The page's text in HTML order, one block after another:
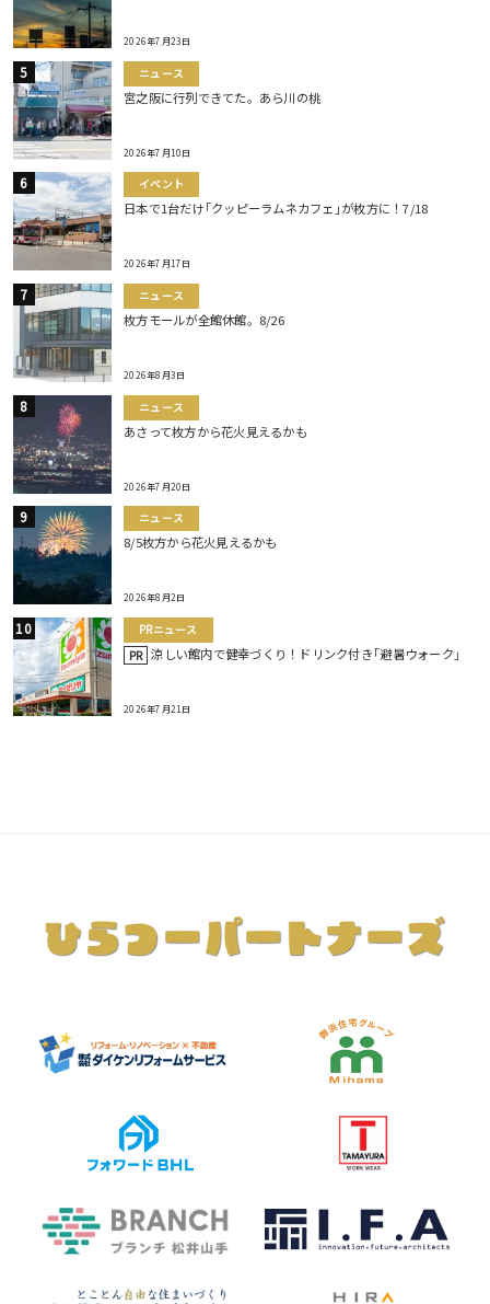
2026年7月23日
ニュース
宮之阪に行列できてた。あら川の桃
2026年7月10日
イベント
日本で1台だけ｢クッピーラムネカフェ｣が枚方に！7/18
2026年7月17日
ニュース
枚方モールが全館休館。8/26
2026年8月3日
ニュース
あさって枚方から花火見えるかも
2026年7月20日
ニュース
8/5枚方から花火見えるかも
2026年8月2日
PRニュース
PR 涼しい館内で健幸づくり！ドリンク付き｢避暑ウォーク｣
2026年7月21日